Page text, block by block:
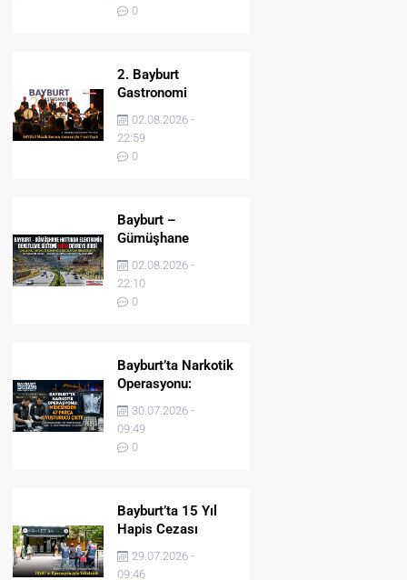
0
2. Bayburt
Gastronomi
Festivali BAYDER
Müzik Korosu
Konseriyle Final
Yaptı
02.08.2026 -
22:59
0
Bayburt –
Gümüşhane
Hattında Elektronik
Denetleme Sistemi
(EDS) Devreye Girdi
02.08.2026 -
22:10
0
Bayburt’ta Narkotik
Operasyonu:
Midesinden 47
Parça Uyuşturucu
Çıktı!
30.07.2026 -
09:49
0
Bayburt’ta 15 Yıl
Hapis Cezası
Bulunan Şahıs
JASAT’ın
29.07.2026 -
09:46